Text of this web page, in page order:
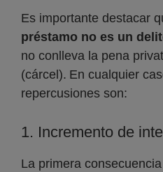
Es importante destacar
préstamo no es un
no conlleva la pena
(cárcel). En cualquier
repercusiones son:
1. Incremento de
La primera